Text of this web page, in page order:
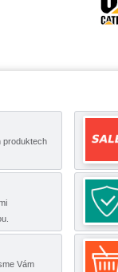
produktech
Vám